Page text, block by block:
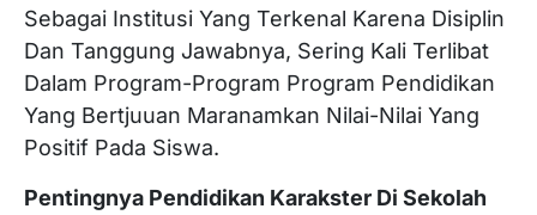
Sebagai Institusi Yang Terkenal Karena Disiplin
Dan Tanggung Jawabnya, Sering Kali Terlibat
Dalam Program-Program Program Pendidikan
Yang Bertjuuan Maranamkan Nilai-Nilai Yang
Positif Pada Siswa.
Pentingnya Pendidikan Karakster Di Sekolah